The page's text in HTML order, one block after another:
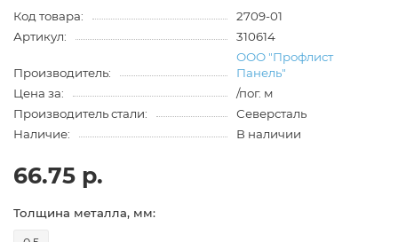
Код товара:
2709-01
Артикул:
310614
Производитель:
ООО "Профлист
Панель"
Цена за:
/пог. м
Производитель стали:
Северсталь
Наличие:
В наличии
66.75 р.
Толщина металла, мм: